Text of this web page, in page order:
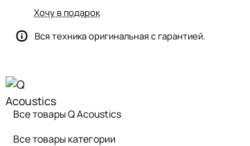
Хочу в подарок
Вся техника оригинальная с гарантией.
Все товары Q Acoustics
Все товары категории